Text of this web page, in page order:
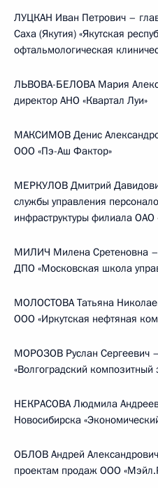
ЛУЦКАН Иван Петрович –
Саха (Якутия) «Якутская
офтальмологическая
ЛЬВОВА-БЕЛОВА Мария
директор АНО «Квартал Луи»
МАКСИМОВ Денис
ООО «Пэ-Аш Фактор»
МЕРКУЛОВ Дмитрий
службы управления
инфраструктуры филиала
МИЛИЧ Милена Сретеновна –
ДПО «Московская школа
МОЛОСТОВА Татьяна
ООО «Иркутская нефтяная
МОРОЗОВ Руслан Сергеевич
«Волгоградский композитный
НЕКРАСОВА Людмила
Новосибирска
ОБЛОВ Андрей
проектам продаж ООО